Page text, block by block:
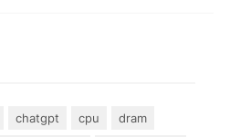
chatgpt cpu
dram